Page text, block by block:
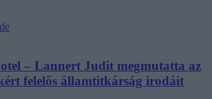
– Lannert Judit megmutatta az
felelős államtitkárság irodáit